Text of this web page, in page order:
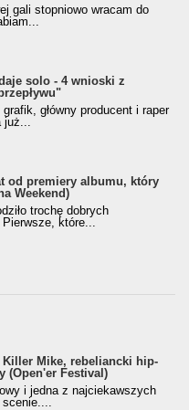
gali stopniowo wracam do
solo - 4 wnioski z
główny producent i raper
od premiery albumu, który
Weekend)
trochę dobrych
które...
Killer Mike, rebeliancki hip-
(Open'er Festival)
i jedna z najciekawszych